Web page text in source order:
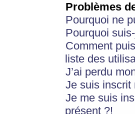
Problèmes
Pourquoi ne
Pourquoi
Comment
liste des
J’ai perdu
Je suis inscrit
Je me suis
présent ?!